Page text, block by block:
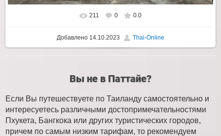
211 0 0.0
Добавлено 14.10.2023 Thai-Online
Вы не в Паттайе?
Если Вы путешествуете по Таиланду самостоятельно и
интересуетесь различными достопримечательностями
Пхукета, Бангкока или других туристических городов,
причем по самым низким тарифам, то рекомендуем